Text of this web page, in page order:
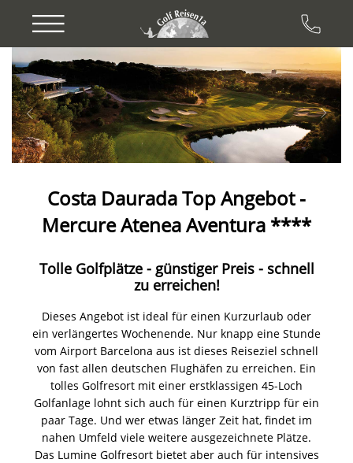
Previous Next
Costa Daurada Top Angebot -
Mercure Atenea Aventura ****
Tolle Golfplätze - günstiger Preis - schnell
zu erreichen!
Dieses Angebot ist ideal für einen Kurzurlaub oder
ein verlängertes Wochenende. Nur knapp eine Stunde
vom Airport Barcelona aus ist dieses Reiseziel schnell
von fast allen deutschen Flughäfen zu erreichen. Ein
tolles Golfresort mit einer erstklassigen 45-Loch
Golfanlage lohnt sich auch für einen Kurztripp für ein
paar Tage. Und wer etwas länger Zeit hat, findet im
nahen Umfeld viele weitere ausgezeichnete Plätze.
Das Lumine Golfresort bietet aber auch für intensives